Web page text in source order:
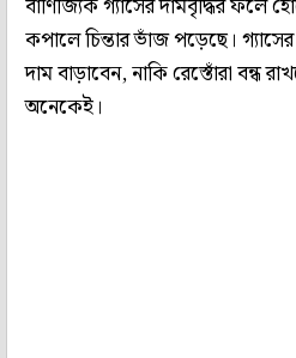
বাণিজ্যিক গ্যাসের দামবৃদ্ধির ফলে
কপালে চিন্তার ভাঁজ পড়েছে। গ্যাসের
দাম বাড়াবেন, নাকি রেস্তোঁরা বন্ধ
অনেকেই।